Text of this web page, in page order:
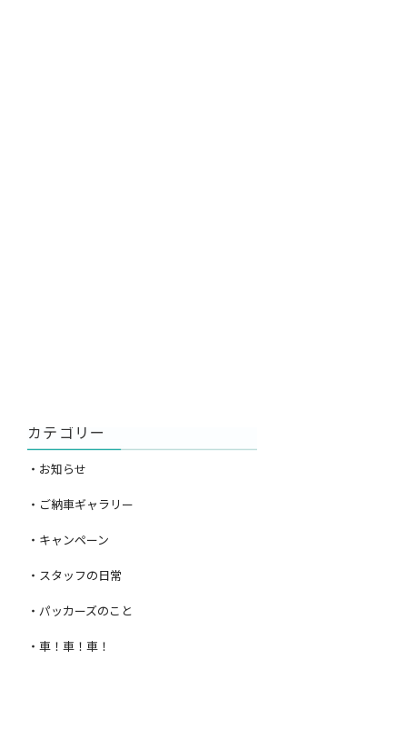
カテゴリー
・お知らせ
・ご納車ギャラリー
・キャンペーン
・スタッフの日常
・パッカーズのこと
・車！車！車！